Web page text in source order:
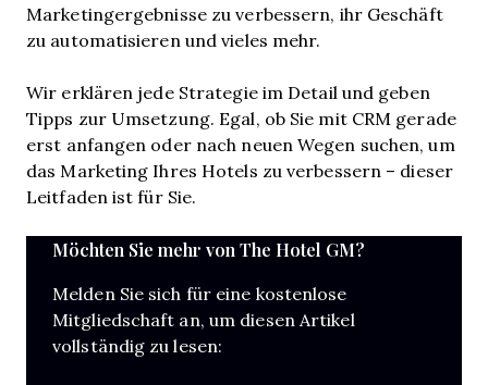
Marketingergebnisse zu verbessern, ihr Geschäft
zu automatisieren und vieles mehr.
Wir erklären jede Strategie im Detail und geben
Tipps zur Umsetzung. Egal, ob Sie mit CRM gerade
erst anfangen oder nach neuen Wegen suchen, um
das Marketing Ihres Hotels zu verbessern – dieser
Leitfaden ist für Sie.
Möchten Sie mehr von The Hotel GM?
Melden Sie sich für eine kostenlose
Mitgliedschaft an, um diesen Artikel
vollständig zu lesen: